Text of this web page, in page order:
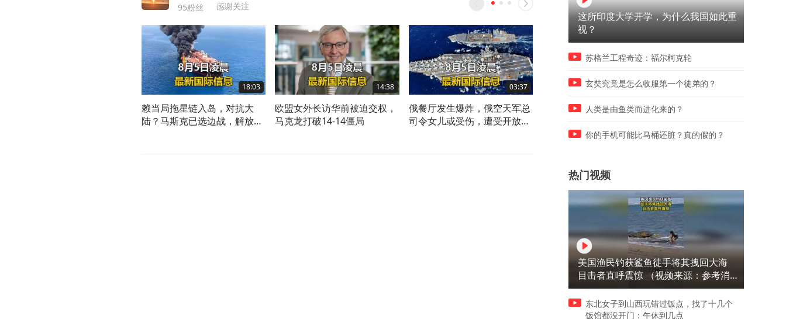
95粉丝 感谢关注
18:03
赖当局拖星链入岛，对抗大
陆？马斯克已选边战，解放军
14:38
欧盟女外长访华前被迫交权，
马克龙打破14-14僵局
03:37
俄餐厅发生爆炸，俄空天军总
司令女儿或受伤，遭受开放性
08:20
参院49-50惊险表决，特朗普
伊朗议长亲述惊魂内幕：哈
亡
这所印度大学开学，为什么我国如此重
视？
苏格兰工程奇迹：福尔柯克轮
玄奘究竟是怎么收服第一个徒弟的？
人类是由鱼类而进化来的？
你的手机可能比马桶还脏？真的假的？
热门视频
美国渔民钓获鲨鱼徒手将其拽回大海
目击者直呼震惊 （视频来源：参考消
息）
东北女子到山西玩错过饭点，找了十几个
饭馆都没开门：午休到几点